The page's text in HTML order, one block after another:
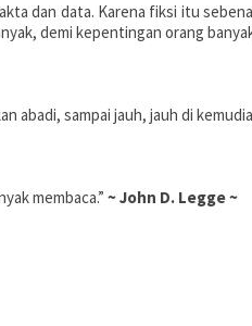
dan data. Karena fiksi itu
demi kepentingan orang
abadi, sampai jauh, jauh di
membaca.” ~ John D. Legge ~